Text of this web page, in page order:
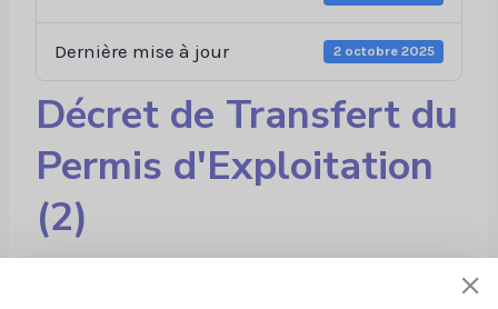
Dernière mise à jour 2 octobre 2025
Décret de Transfert du
Permis d'Exploitation
(2)